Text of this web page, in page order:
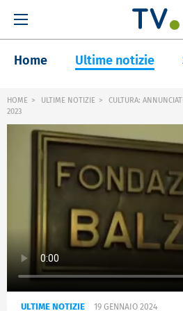
Home Ultime notizie
HOME ULTIME NOTIZIE
CULTURA:
2023
ULTIME NOTIZIE 19 GENNAIO 2024